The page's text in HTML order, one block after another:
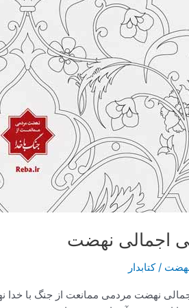
اجمالی نهضت
نهضت /کتابدار
نهضت مردمی ممانعت از جنگ با